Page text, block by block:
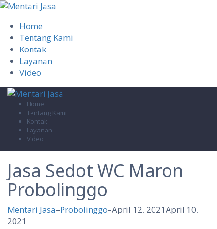
Home
Tentang Kami
Kontak
Layanan
Video
Skip
content
Home
Tentang Kami
Kontak
Layanan
Video
Jasa Sedot WC Maron
Probolinggo
Mentari Jasa–Probolinggo–April 12, 2021April 10,
2021